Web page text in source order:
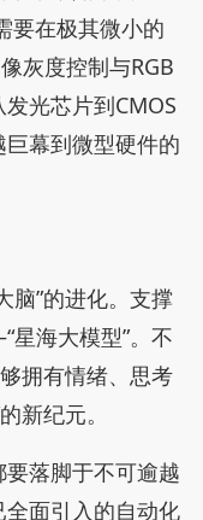
要在极其微小的
灰度控制与RGB
光芯片到CMOS
幕到微型硬件的